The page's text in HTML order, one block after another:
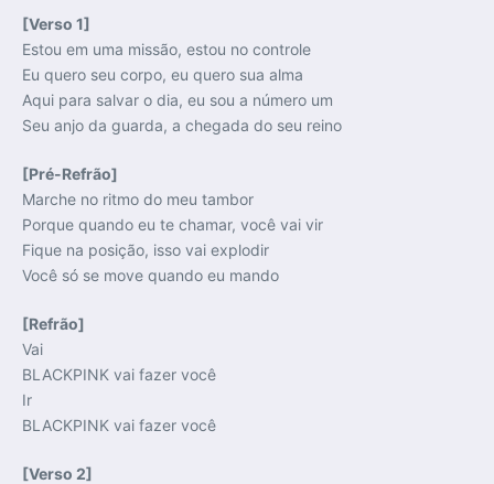
[Verso 1]
Estou em uma missão, estou no controle
Eu quero seu corpo, eu quero sua alma
Aqui para salvar o dia, eu sou a número um
Seu anjo da guarda, a chegada do seu reino
[Pré-Refrão]
Marche no ritmo do meu tambor
Porque quando eu te chamar, você vai vir
Fique na posição, isso vai explodir
Você só se move quando eu mando
[Refrão]
Vai
BLACKPINK vai fazer você
Ir
BLACKPINK vai fazer você
[Verso 2]